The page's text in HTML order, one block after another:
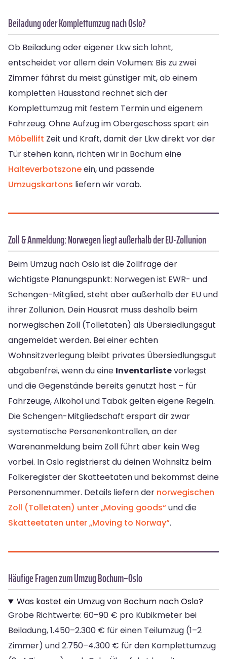
Beiladung oder Komplettumzug nach Oslo?
Ob Beiladung oder eigener Lkw sich lohnt,
entscheidet vor allem dein Volumen: Bis zu zwei
Zimmer fährst du meist günstiger mit, ab einem
kompletten Hausstand rechnet sich der
Komplettumzug mit festem Termin und eigenem
Fahrzeug. Ohne Aufzug im Obergeschoss spart ein
Möbellift Zeit und Kraft, damit der Lkw direkt vor der
Tür stehen kann, richten wir in Bochum eine
Halteverbotszoneein, und passende
Umzugskartons liefern wir vorab.
Zoll & Anmeldung: Norwegen liegt außerhalb der EU-Zollunion
Beim Umzug nach Oslo ist die Zollfrage der
wichtigste Planungspunkt: Norwegen ist EWR- und
Schengen-Mitglied, steht aber außerhalb der EU und
ihrer Zollunion. Dein Hausrat muss deshalb beim
norwegischen Zoll (Tolletaten) als Übersiedlungsgut
angemeldet werden. Bei einer echten
Wohnsitzverlegung bleibt privates Übersiedlungsgut
abgabenfrei, wenn du eine Inventarlistevorlegst
und die Gegenstände bereits genutzt hast – für
Fahrzeuge, Alkohol und Tabak gelten eigene Regeln.
Die Schengen-Mitgliedschaft erspart dir zwar
systematische Personenkontrollen, an der
Warenanmeldung beim Zoll führt aber kein Weg
vorbei. In Oslo registrierst du deinen Wohnsitz beim
Folkeregister der Skatteetaten und bekommst deine
Personennummer. Details liefern der norwegischen
Zoll (Tolletaten) unter „Moving goods“ und die
Skatteetaten unter „Moving to Norway“.
Häufige Fragen zum Umzug Bochum–Oslo
Was kostet ein Umzug von Bochum nach Oslo?
Grobe Richtwerte: 60–90 € pro Kubikmeter bei
Beiladung, 1.450–2.300 € für einen Teilumzug (1–2
Zimmer) und 2.750–4.300 € für den Komplettumzug